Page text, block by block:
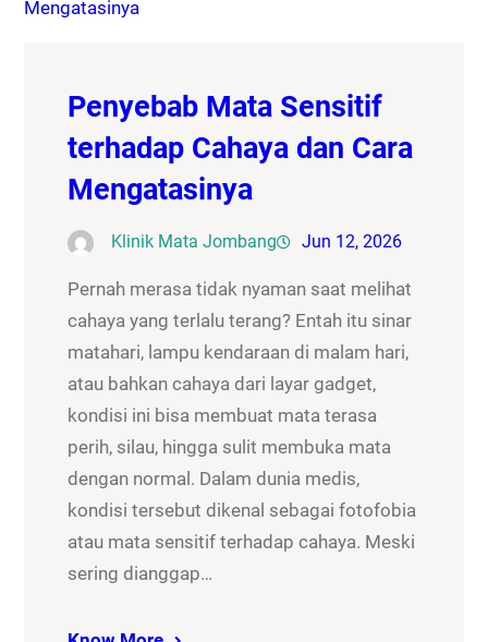
Penyebab Mata Sensitif
terhadap Cahaya dan Cara
Mengatasinya
Klinik Mata Jombang Jun 12, 2026
Pernah merasa tidak nyaman saat melihat
cahaya yang terlalu terang? Entah itu sinar
matahari, lampu kendaraan di malam hari,
atau bahkan cahaya dari layar gadget,
kondisi ini bisa membuat mata terasa
perih, silau, hingga sulit membuka mata
dengan normal. Dalam dunia medis,
kondisi tersebut dikenal sebagai fotofobia
atau mata sensitif terhadap cahaya. Meski
sering dianggap…